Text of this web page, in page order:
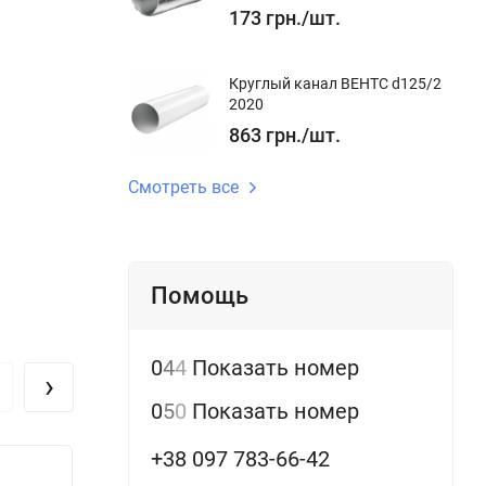
›
173 грн./шт.
Круглый канал ВЕНТС d125/2
2020
863 грн./шт.
Смотреть все
Помощь
044 Показать номер
050 Показать номер
+38 097 783-66-42